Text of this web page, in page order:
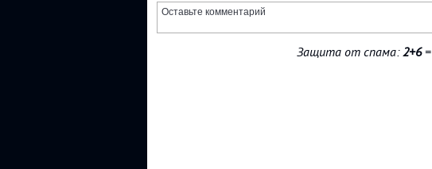
Защита от спама:2+6=